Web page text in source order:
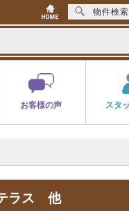
お客様の声 スタ
トテラス 他
物件検索